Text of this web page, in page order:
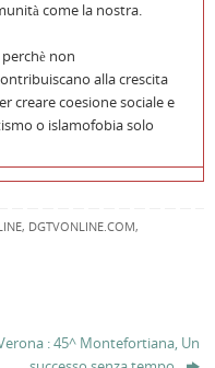
come la nostra.
non
alla crescita
creare coesione sociale e
o islamofobia solo
, DGTVONLINE.COM,
: 45^ Montefortiana, Un